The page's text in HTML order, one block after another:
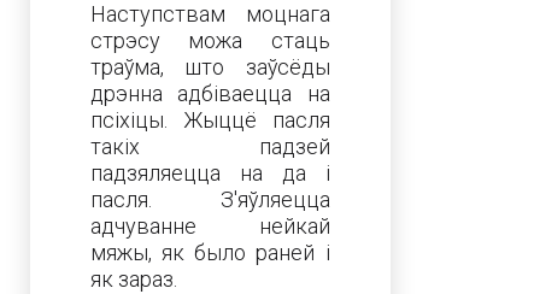
Наступствам моцнага
стрэсу можа стаць
траўма, што заўсёды
дрэнна адбіваецца на
псіхіцы. Жыццё пасля
такіх падзей
падзяляецца на да і
пасля. З'яўляецца
адчуванне нейкай
мяжы, як было раней і
як зараз.